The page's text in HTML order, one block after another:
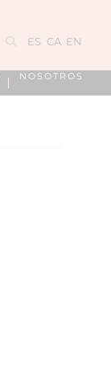
ES CA EN
NOSOTROS